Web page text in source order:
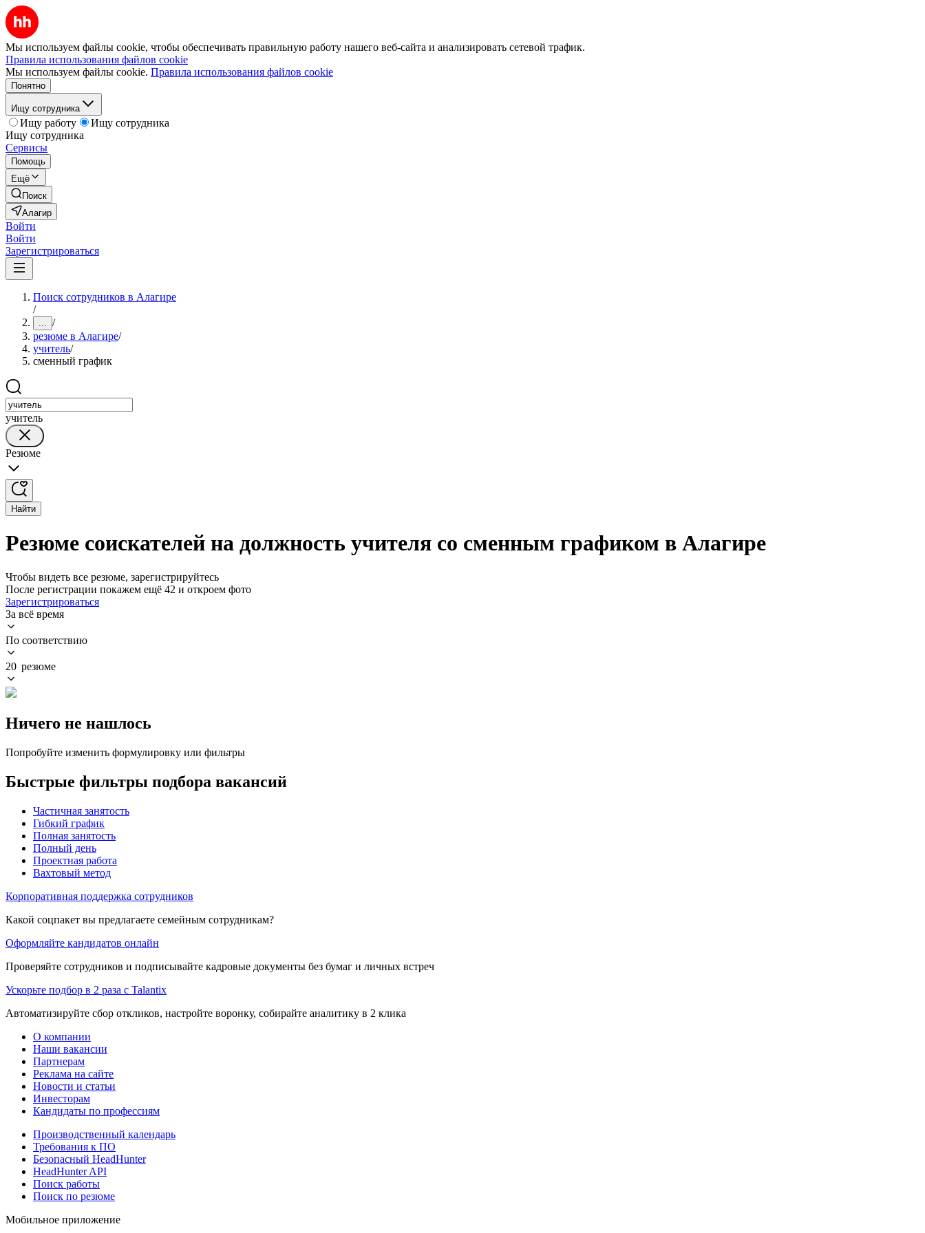
Мы используем файлы cookie, чтобы обеспечивать правильную работу нашего веб-сайта и анализировать сетевой трафик.
Правила использования файлов cookie
Мы используем файлы cookie. Правила использования файлов cookie
Понятно
Ищу сотрудника
Ищу работу
Ищу сотрудника
Ищу сотрудника
Сервисы
Помощь
Ещё
Поиск
Алагир
Войти
Войти
Зарегистрироваться
Поиск сотрудников в Алагире
/
... /
резюме в Алагире/
учитель/
сменный график
учитель
Резюме
Найти
Резюме соискателей на должность учителя со сменным графиком в Алагире
Чтобы видеть все резюме, зарегистрируйтесь
После регистрации покажем ещё 42 и откроем фото
Зарегистрироваться
За всё время
По соответствию
20 резюме
Ничего не нашлось
Попробуйте изменить формулировку или фильтры
Быстрые фильтры подбора вакансий
Частичная занятость
Гибкий график
Полная занятость
Полный день
Проектная работа
Вахтовый метод
Корпоративная поддержка сотрудников
Какой соцпакет вы предлагаете семейным сотрудникам?
Оформляйте кандидатов онлайн
Проверяйте сотрудников и подписывайте кадровые документы без бумаг и личных встреч
Ускорьте подбор в 2 раза с Talantix
Автоматизируйте сбор откликов, настройте воронку, собирайте аналитику в 2 клика
О компании
Наши вакансии
Партнерам
Реклама на сайте
Новости и статьи
Инвесторам
Кандидаты по профессиям
Производственный календарь
Требования к ПО
Безопасный HeadHunter
HeadHunter API
Поиск работы
Поиск по резюме
Мобильное приложение